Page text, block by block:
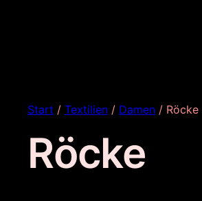
Start / Textilien / Damen / Röcke
Röcke